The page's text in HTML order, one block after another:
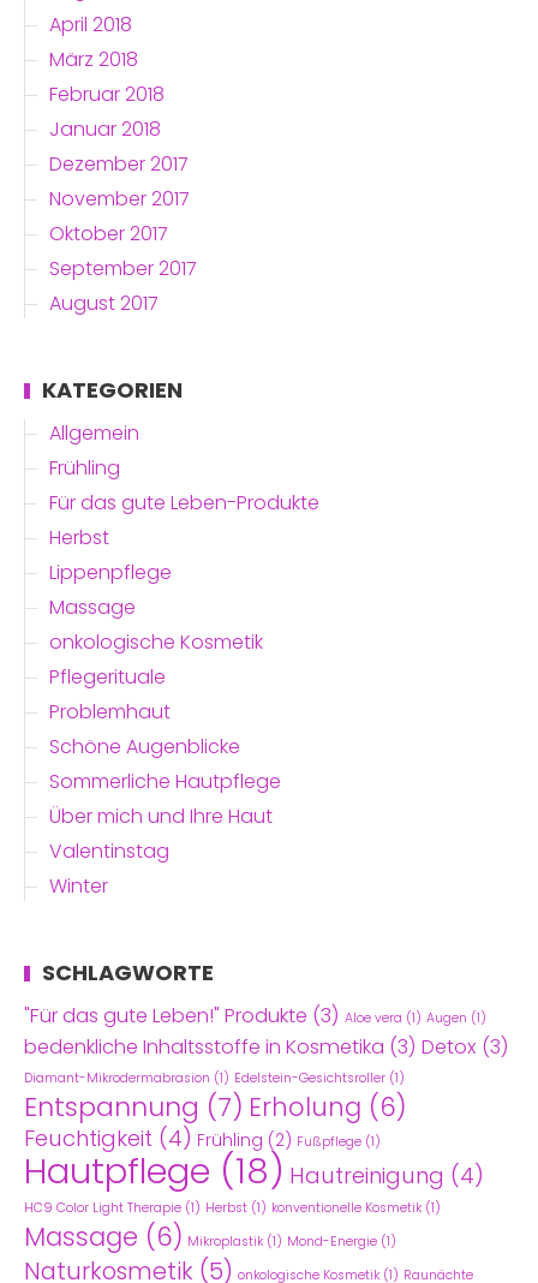
April 2018
März 2018
Februar 2018
Januar 2018
Dezember 2017
November 2017
Oktober 2017
September 2017
August 2017
KATEGORIEN
Allgemein
Frühling
Für das gute Leben-Produkte
Herbst
Lippenpflege
Massage
onkologische Kosmetik
Pflegerituale
Problemhaut
Schöne Augenblicke
Sommerliche Hautpflege
Über mich und Ihre Haut
Valentinstag
Winter
SCHLAGWORTE
"Für das gute Leben!" Produkte (3) Aloe vera (1) Augen (1)
bedenkliche Inhaltsstoffe in Kosmetika (3) Detox (3)
Diamant-Mikrodermabrasion (1) Edelstein-Gesichtsroller (1)
Entspannung (7) Erholung (6)
Feuchtigkeit (4) Frühling (2) Fußpflege (1)
Hautpflege (18) Hautreinigung (4)
HC9 Color Light Therapie (1) Herbst (1) konventionelle Kosmetik (1)
Massage (6) Mikroplastik (1) Mond-Energie (1)
Naturkosmetik (5) onkologische Kosmetik (1) Raunächte